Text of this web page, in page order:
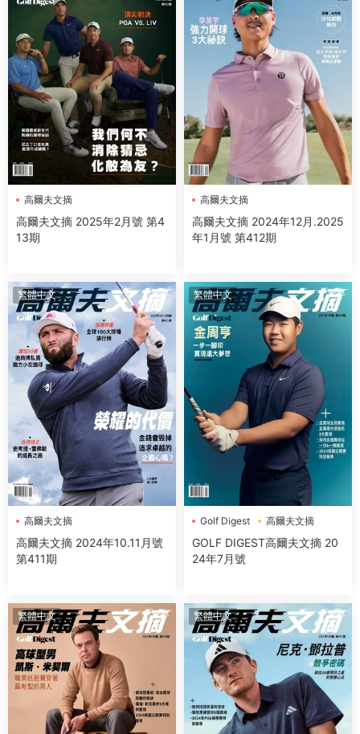
高爾夫文摘
高爾夫文摘 2025年2月號 第4
13期
高爾夫文摘
高爾夫文摘 2024年12月.2025
年1月號 第412期
繁體中文
高爾夫文摘
高爾夫文摘 2024年10.11月號
第411期
繁體中文
Golf Digest 高爾夫文摘
GOLF DIGEST高爾夫文摘 20
24年7月號
繁體中文 繁體中文